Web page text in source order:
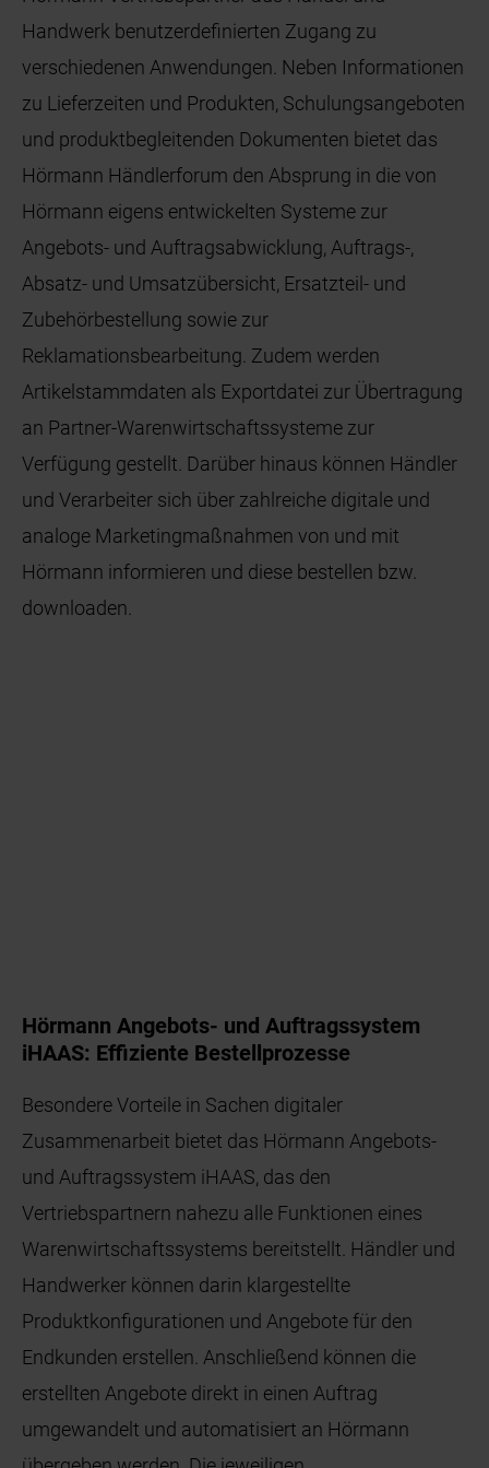
Handwerk benutzerdefinierten Zugang zu
verschiedenen Anwendungen. Neben Informationen
zu Lieferzeiten und Produkten, Schulungsangeboten
und produktbegleitenden Dokumenten bietet das
Hörmann Händlerforum den Absprung in die von
Hörmann eigens entwickelten Systeme zur
Angebots- und Auftragsabwicklung, Auftrags-,
Absatz- und Umsatzübersicht, Ersatzteil- und
Zubehörbestellung sowie zur
Reklamationsbearbeitung. Zudem werden
Artikelstammdaten als Exportdatei zur Übertragung
an Partner-Warenwirtschaftssysteme zur
Verfügung gestellt. Darüber hinaus können Händler
und Verarbeiter sich über zahlreiche digitale und
analoge Marketingmaßnahmen von und mit
Hörmann informieren und diese bestellen bzw.
downloaden.
Hörmann Angebots- und Auftragssystem
iHAAS: Effiziente Bestellprozesse
Besondere Vorteile in Sachen digitaler
Zusammenarbeit bietet das Hörmann Angebots-
und Auftragssystem iHAAS, das den
Vertriebspartnern nahezu alle Funktionen eines
Warenwirtschaftssystems bereitstellt. Händler und
Handwerker können darin klargestellte
Produktkonfigurationen und Angebote für den
Endkunden erstellen. Anschließend können die
erstellten Angebote direkt in einen Auftrag
umgewandelt und automatisiert an Hörmann